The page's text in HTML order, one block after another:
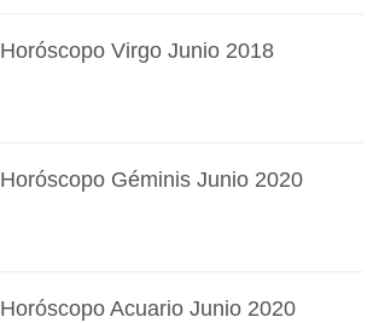
Horóscopo Virgo Junio 2018
Horóscopo Géminis Junio 2020
Horóscopo Acuario Junio 2020